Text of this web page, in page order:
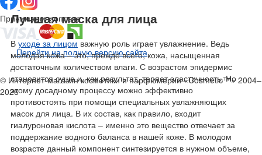
Лучшая маска для лица
В уходе за лицомважную роль играет увлажнение. Ведь
молодая кожа – это, прежде всего, кожа, насыщенная
достаточным количеством влаги. С возрастом эпидермис
становится суше и, как результат, теряет эластичность. Но
этому досадному процессу можно эффективно
противостоять при помощи специальных увлажняющих
масок для лица. В их состав, как правило, входит
гиалуроновая кислота – именно это вещество отвечает за
поддержание водного баланса в нашей коже. В молодом
возрасте данный компонент синтезируется в нужном объеме,
Принимаем к оплате
Перейти на полную версию сайта
© Интернет-магазин косметики и парфюмерии «Cosmetic™» 2004–
2026